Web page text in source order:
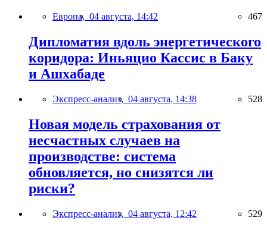
Европа, 04 августа, 14:42 467
Дипломатия вдоль энергетического
коридора: Иньяцио Кассис в Баку
и Ашхабаде
Экспресс-анализ, 04 августа, 14:38 528
Новая модель страхования от
несчастных случаев на
производстве: система
обновляется, но снизятся ли
риски?
Экспресс-анализ, 04 августа, 12:42 529